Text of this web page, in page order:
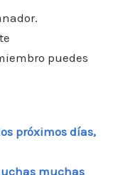
puedes
próximos días,
muchas